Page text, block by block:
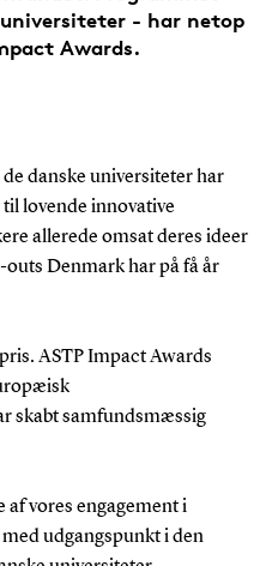
- har netop
Awards.
danske universiteter har
lovende innovative
allerede omsat deres ideer
Denmark har på få år
ASTP Impact Awards
skabt samfundsmæssig
af vores engagement i
udgangspunkt i den